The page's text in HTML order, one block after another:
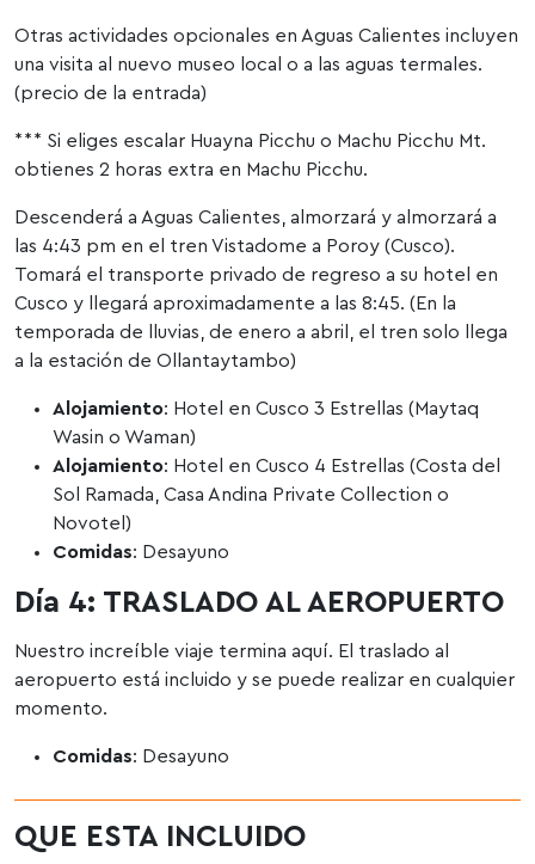
Otras actividades opcionales en Aguas Calientes incluyen
una visita al nuevo museo local o a las aguas termales.
(precio de la entrada)
*** Si eliges escalar Huayna Picchu o Machu Picchu Mt.
obtienes 2 horas extra en Machu Picchu.
Descenderá a Aguas Calientes, almorzará y almorzará a
las 4:43 pm en el tren Vistadome a Poroy (Cusco).
Tomará el transporte privado de regreso a su hotel en
Cusco y llegará aproximadamente a las 8:45. (En la
temporada de lluvias, de enero a abril, el tren solo llega
a la estación de Ollantaytambo)
Alojamiento: Hotel en Cusco 3 Estrellas (Maytaq
Wasin o Waman)
Alojamiento: Hotel en Cusco 4 Estrellas (Costa del
Sol Ramada, Casa Andina Private Collection o
Novotel)
Comidas: Desayuno
Día 4: TRASLADO AL AEROPUERTO
Nuestro increíble viaje termina aquí. El traslado al
aeropuerto está incluido y se puede realizar en cualquier
momento.
Comidas: Desayuno
QUE ESTA INCLUIDO